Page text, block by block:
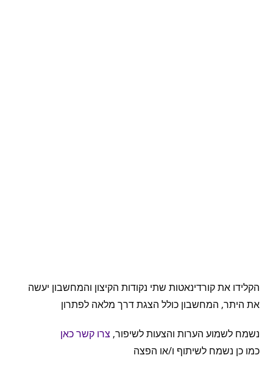
הקלידו את קורדינאטות שתי נקודות הקיצון והמחשבון יעשה
את היתר, המחשבון כולל הצגת דרך מלאה לפתרון
נשמח לשמוע הערות והצעות לשיפור, צרו קשר כאן
כמו כן נשמח לשיתוף ו/או הפצה